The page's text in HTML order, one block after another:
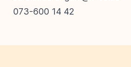
073-600 14 42